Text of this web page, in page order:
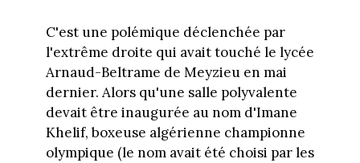
C'est une polémique déclenchée par
l'extrême droite qui avait touché le lycée
Arnaud-Beltrame de Meyzieu en mai
dernier. Alors qu'une salle polyvalente
devait être inaugurée au nom d'Imane
Khelif, boxeuse algérienne championne
olympique (le nom avait été choisi par les